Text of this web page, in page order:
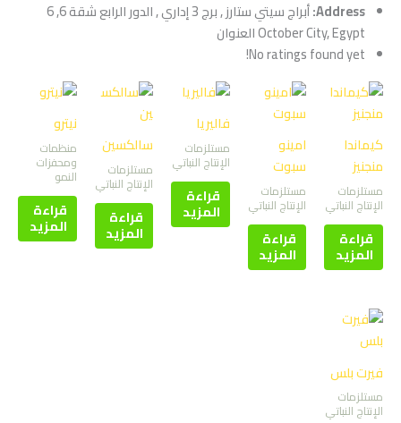
Address:
أبراج سيتي ستارز , برج 3 إداري , الدور الرابع شقة 6, 6
October City, Egypt العنوان
No ratings found yet!
كيماندا
منجنيز
مستلزمات
الإنتاج النباتي
قراءة
المزيد
امينو
سبوت
مستلزمات
الإنتاج النباتي
قراءة
المزيد
فاليريا
مستلزمات
الإنتاج النباتي
قراءة
المزيد
سالكسين
مستلزمات
الإنتاج النباتي
قراءة
المزيد
نيترو
منظمات
ومحفزات
النمو
قراءة
المزيد
فيرت بلس
مستلزمات
الإنتاج النباتي